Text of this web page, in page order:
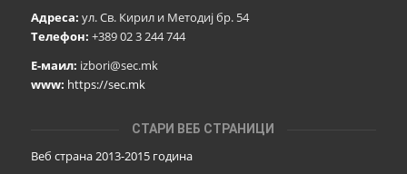
Адреса: ул. Св. Кирил и Методиј бр. 54
Телефон: +389 02 3 244 744
Е-маил: izbori@sec.mk
www: https://sec.mk
СТАРИ ВЕБ СТРАНИЦИ
Веб страна 2013-2015 година